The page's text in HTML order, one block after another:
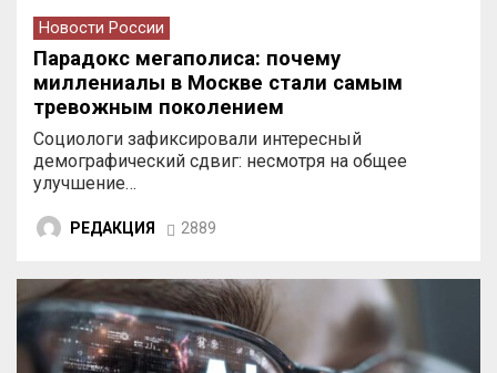
Новости России
Парадокс мегаполиса: почему
миллениалы в Москве стали самым
тревожным поколением
Социологи зафиксировали интересный
демографический сдвиг: несмотря на общее
улучшение…
РЕДАКЦИЯ 2889